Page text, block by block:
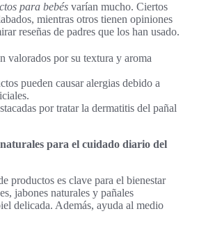
para bebés varían mucho. Ciertos
mientras otros tienen opiniones
reseñas de padres que los han usado.
valorados por su textura y aroma
pueden causar alergias debido a
por tratar la dermatitis del pañal
para el cuidado diario del
productos es clave para el bienestar
jabones naturales y pañales
delicada. Además, ayuda al medio